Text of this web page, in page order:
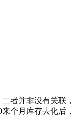
者并非没有关
个月库存去化